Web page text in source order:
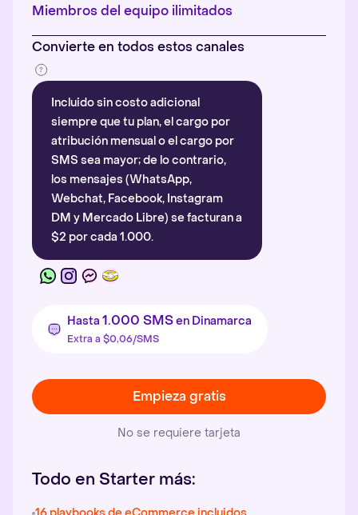
Miembros del equipo ilimitados
Convierte en todos estos canales
Incluido sin costo adicional
siempre que tu plan, el cargo por
atribución mensual o el cargo por
SMS sea mayor; de lo contrario,
los mensajes (WhatsApp,
Webchat, Facebook, Instagram
DM y Mercado Libre) se facturan a
$2 por cada 1.000.
Hasta 1.000 SMSen Dinamarca
Extra a $0,06/SMS
Empieza gratis
No se requiere tarjeta
Todo en Starter más: